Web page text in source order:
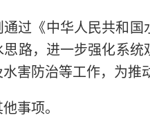
通过《中华人民共和
路，进一步强化系
害防治等工作，为
事项。